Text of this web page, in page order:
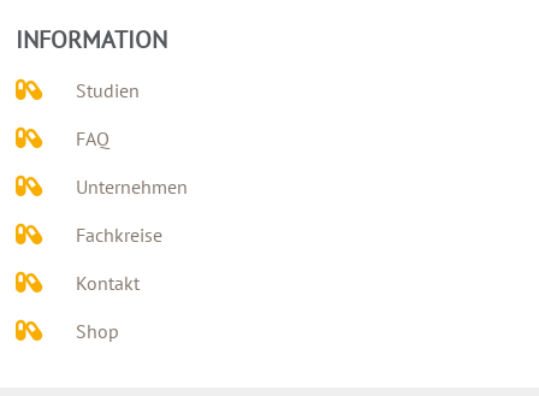
INFORMATION
Studien
FAQ
Unternehmen
Fachkreise
Kontakt
Shop